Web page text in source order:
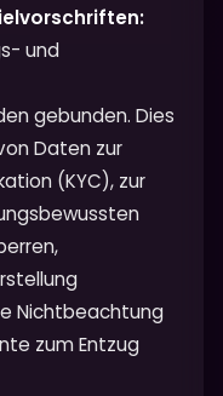
und
gebunden. Dies
Daten zur
(KYC), zur
Nichtbeachtung
zum Entzug